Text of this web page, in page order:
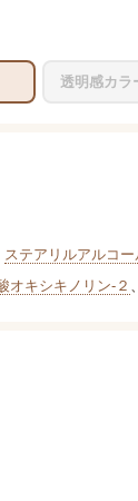
透明感カラ
ステアリルアルコー
オキシキノリン-２ 、